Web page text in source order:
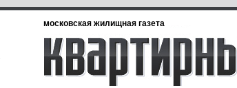
московская жилищная газета